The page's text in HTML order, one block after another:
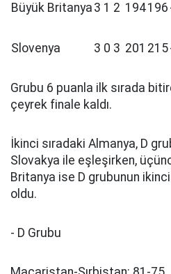
Büyük Britanya 3 1 2 194196
Slovenya 3 0 3 201 215
Grubu 6 puanla ilk sırada
çeyrek finale kaldı.
İkinci sıradaki Almanya, D
Slovakya ile eşleşirken,
Britanya ise D grubunun
oldu.
- D Grubu